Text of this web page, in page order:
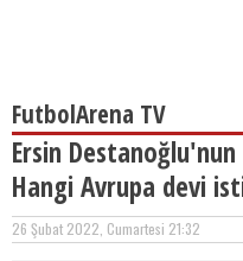
FutbolArena TV
Ersin
Hangi Avrupa devi
26 Şubat 2022, Cumartesi 21:32